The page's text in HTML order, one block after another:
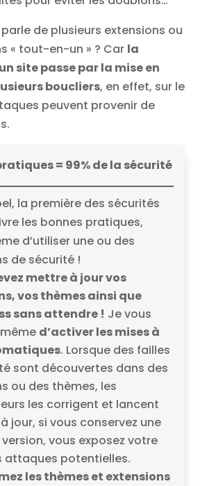
de plusieurs extensions ou
« tout-en-un » ? Car la
site passe par la mise en
boucliers, en effet, sur le
peuvent provenir de
= 99% de la sécurité
la première des sécurités
les bonnes pratiques,
d’utiliser une ou des
de sécurité !
mettre à jour vos
vos thèmes ainsi que
sans attendre ! Je vous
d’activer les mises à
. Lorsque des failles
sont découvertes dans des
ou des thèmes, les
les corrigent et lancent
jour, si vous conservez une
vous exposez votre
attaques potentielles.
les thèmes et extensions